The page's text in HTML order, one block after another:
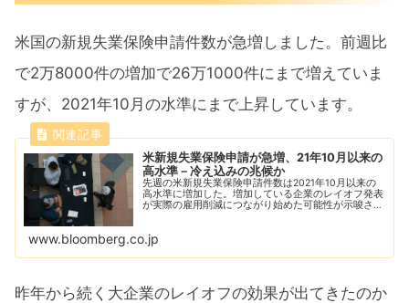
米国の新規失業保険申請件数が急増しました。前週比
で2万8000件の増加で26万1000件にまで増えていま
すが、2021年10月の水準にまで上昇しています。
米新規失業保険申請が急増、21年10月以来の
高水準－冷え込みの兆候か
先週の米新規失業保険申請件数は2021年10月以来の
高水準に増加した。増加している企業のレイオフ発表
が実際の雇用削減につながり始めた可能性が示唆され
www.bloomberg.co.jp
昨年から続く大企業のレイオフの効果が出てきたのか